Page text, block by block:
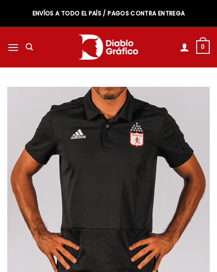
contenido
ENVÍOS A TODO EL PAÍS / PAGOS CONTRA ENTREGA
0